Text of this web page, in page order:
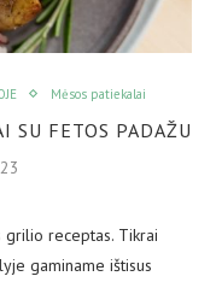
Mėsos patiekalai
SU FETOS PADAŽU
grilio receptas. Tikrai
gaminame ištisus